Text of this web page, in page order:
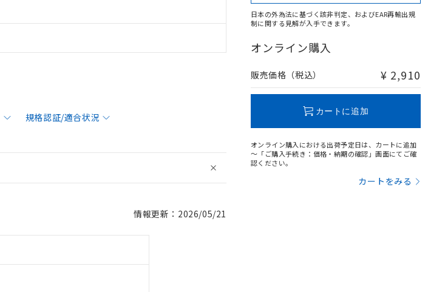
規格認証/適合状況
情報更新：2026/05/21
日本の外為法に基づく該非判定、およびEAR再輸出規
制に関する見解が入手できます。
オンライン購入
販売価格（税込） ¥ 2,910
カートに追加
オンライン購入における出荷予定日は、カートに追加
～「ご購入手続き：価格・納期の確認」画面にてご確
認ください。
カートをみる